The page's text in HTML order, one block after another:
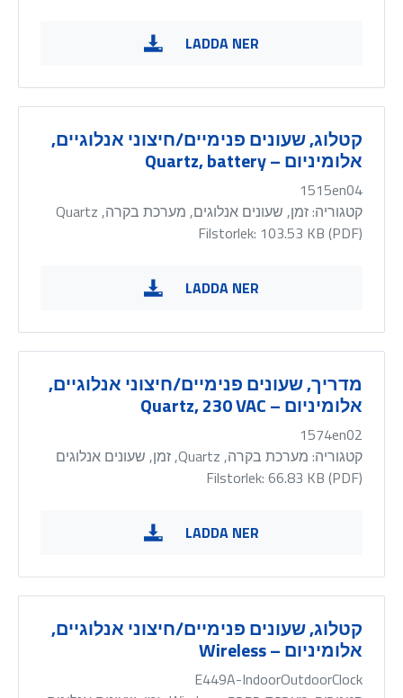
LADDA NER
קטלוג, שעונים פנימיים/חיצוני אנלוגיים,
אלומיניום – Quartz, battery
1515en04
קטגוריה:זמן, שעונים אנלוגים, מערכת בקרה, Quartz
Filstorlek: 103.53 KB (PDF)
LADDA NER
מדריך, שעונים פנימיים/חיצוני אנלוגיים,
אלומיניום – Quartz, 230 VAC
1574en02
קטגוריה: מערכת בקרה, Quartz, זמן, שעונים אנלוגים
Filstorlek: 66.83 KB (PDF)
LADDA NER
קטלוג, שעונים פנימיים/חיצוני אנלוגיים,
אלומיניום – Wireless
E449A-IndoorOutdoorClock